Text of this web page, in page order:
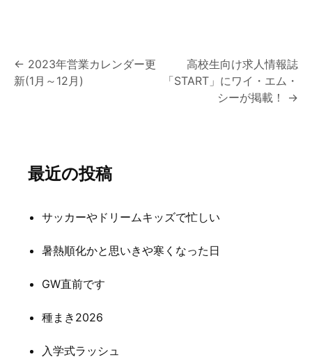
投
稿
ゲ
シ
← 2023年営業カレンダー更
新(1月～12月)
高校生向け求人情報誌
「START」にワイ・エム・
シーが掲載！
→
最近の投稿
サッカーやドリームキッズで忙しい
暑熱順化かと思いきや寒くなった日
GW直前です
種まき2026
入学式ラッシュ